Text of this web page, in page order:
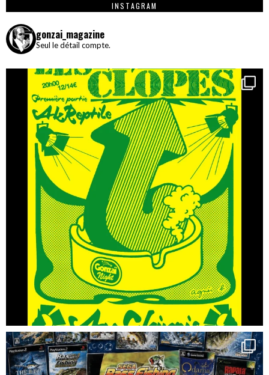
INSTAGRAM
gonzai_magazine
Seul le détail compte.